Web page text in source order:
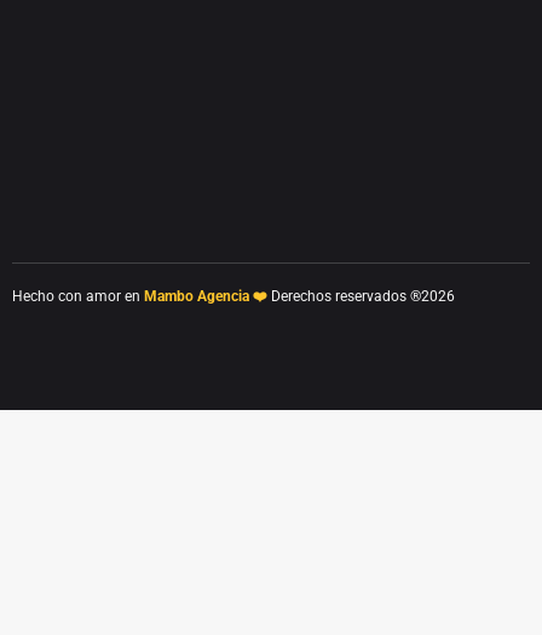
Hecho con amor en Mambo Agencia ❤️ Derechos reservados ®2026